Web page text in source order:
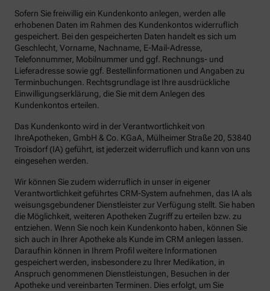
Sofern Sie freiwillig ein Kundenkonto anlegen, werden alle
erhobenen Daten im Rahmen des Kundenkontos widerruflich
gespeichert. Bei den gespeicherten Daten handelt es sich um
Geschlecht, Vorname, Nachname, E-Mail-Adresse,
Telefonnummer, Mobilnummer und ggf. Rechnungs- und
Lieferadresse sowie ggf. Bestellinformationen und Angaben zu
Terminbuchungen. Rechtsgrundlage ist Ihre ausdrückliche
Einwilligungserklärung, die Sie mit dem Anlegen des
Kundenkontos erteilen.
Das Kundenkonto wird in der Verantwortlichkeit von
IhreApotheken, GmbH & Co. KGaA, Mülheimer Straße 20, 53840
Troisdorf (IA) geführt, ist jederzeit widerruflich und kann von uns
eingesehen werden.
Wir können Sie zudem widerruflich in unser in eigener
Verantwortlichkeit geführtes CRM-System aufnehmen, das IA als
weisungsgebundener Dienstleister zur Verfügung stellt. Sie haben
die Möglichkeit, weiteren Apotheken Zugriff zu erteilen bzw. zu
entziehen. Wenn Sie noch kein Kundenkonto haben, können Sie
sich auch in Ihrer Apotheke als Kunde im CRM anlegen lassen.
Daraufhin können in Ihrem Profil weitere Informationen
gespeichert werden, insbesondere zu Ihrer Medikation, in
Anspruch genommenen Dienstleistungen, Besuchen in der
Apotheke und vereinbarten Terminen. Dies erfolgt, um Sie